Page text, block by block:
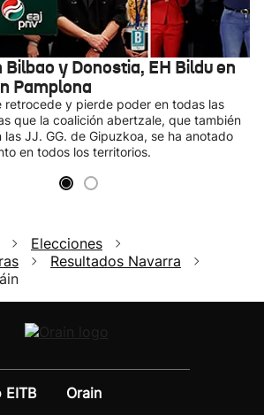
Bilbao y Donostia, EH Bildu en
Pamplona
retrocede y pierde poder en todas las
que la coalición abertzale, que también
JJ. GG. de Gipuzkoa, se ha anotado
en todos los territorios.
Elecciones
Resultados Navarra
EITB
Orain